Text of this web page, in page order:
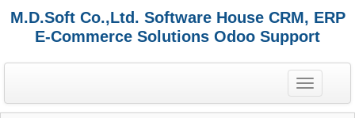
M.D.Soft Co.,Ltd. Software House CRM, ERP
E-Commerce Solutions Odoo Support
T
o
g